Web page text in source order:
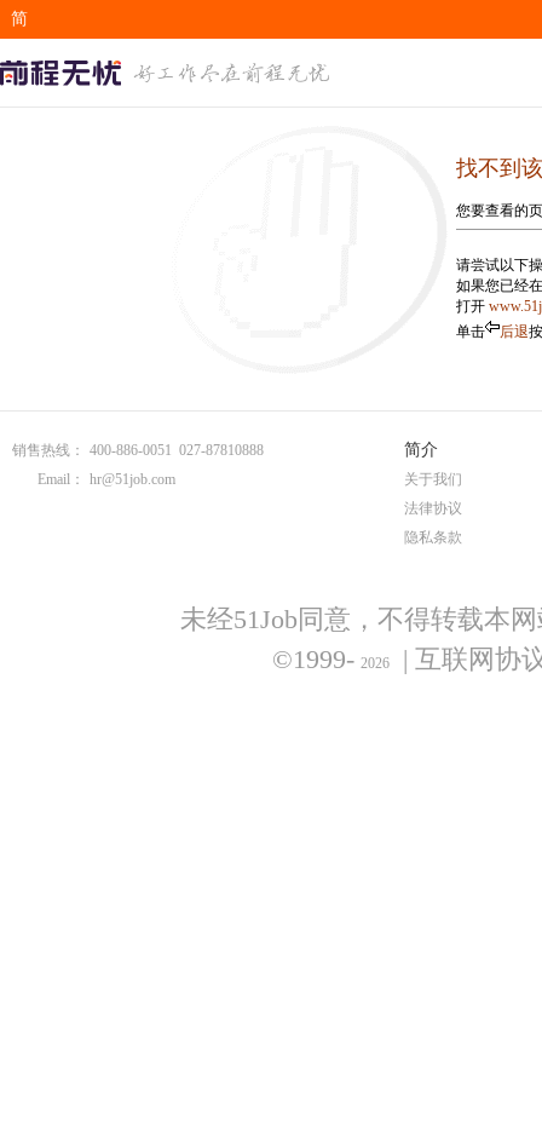
简
EN
找不到
您要查看的
请尝试以下
如果您已经
打开
单击
后退
销售热线：
400-886-0051 027-87810888
Email：
hr@51job.com
简介
关于我们
法律协议
隐私条款
未经51Job同意，不得转载本
©1999- 2026 | 互联网协